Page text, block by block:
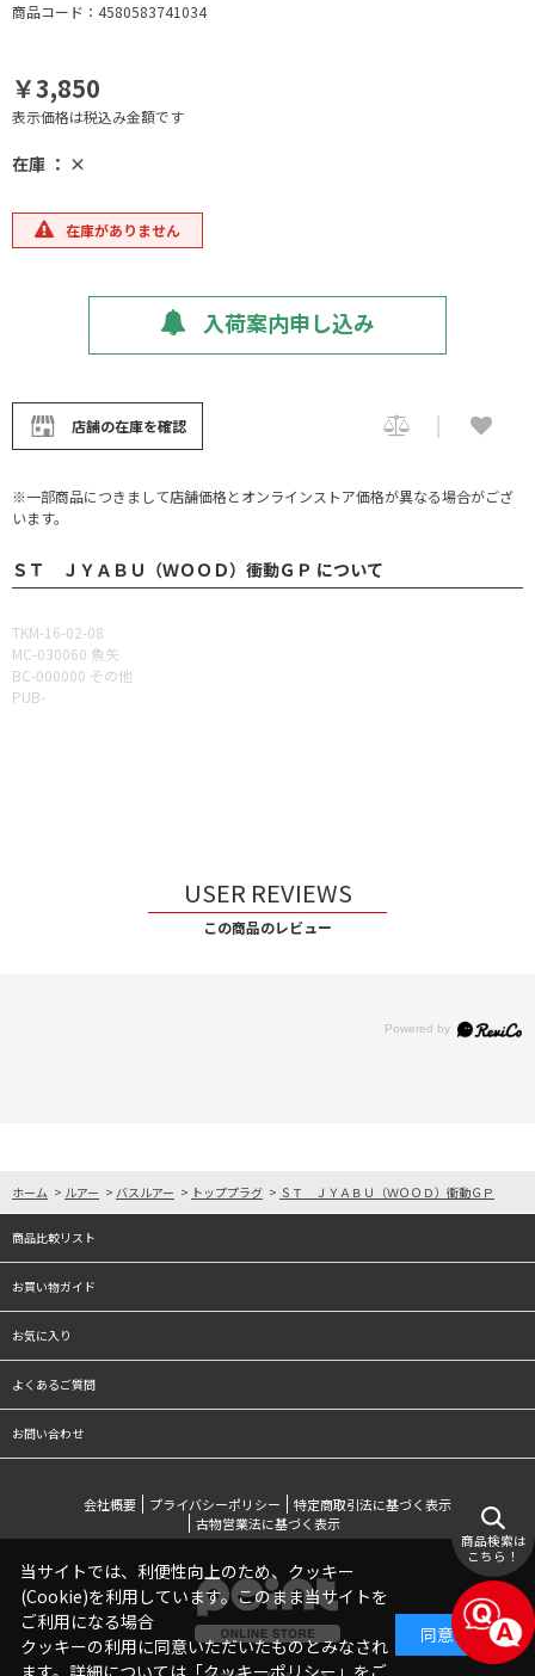
商品コード：4580583741034
￥3,850
表示価格は税込み金額です
在庫 ： ×
在庫がありません
入荷案内申し込み
店舗の在庫を確認
※一部商品につきまして店舗価格とオンラインストア価格が異なる場合がござ
います。
ＳＴ ＪＹＡＢＵ（ＷＯＯＤ）衝動ＧＰ について
TKM-16-02-08
MC-030060 魚矢
BC-000000 その他
PUB-
USER REVIEWS
この商品のレビュー
ホーム > ルアー > バスルアー > トッププラグ > ＳＴ ＪＹＡＢＵ（ＷＯＯＤ）衝動ＧＰ
商品比較リスト
お買い物ガイド
お気に入り
よくあるご質問
お問い合わせ
会社概要 プライバシーポリシー
特定商取引法に基づく表示
古物営業法に基づく表示
商品検索は
こちら！
当サイトでは、利便性向上のため、クッキー
(Cookie)を利用しています。このまま当サイトを
ご利用になる場合
クッキーの利用に同意いただいたものとみなされ
同意する